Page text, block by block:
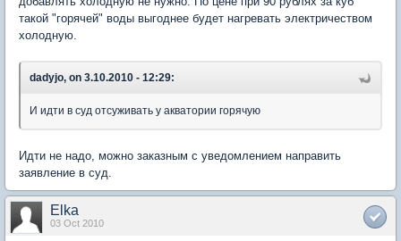
такой "горячей" воды выгоднее будет нагревать электричеством
холодную.
dadyjo, on 3.10.2010 - 12:29:
И идти в суд отсуживать у акватории горячую
Идти не надо, можно заказным с уведомлением направить
заявление в суд.
Elka
03 Oct 2010